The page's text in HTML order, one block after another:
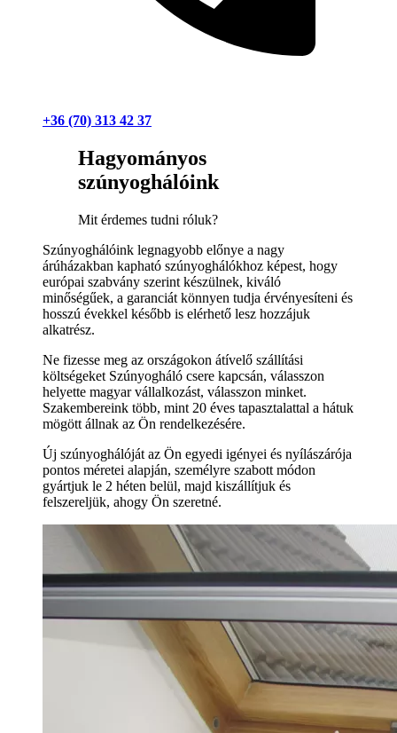
+36 (70) 313 42 37
Hagyományos
szúnyoghálóink
Mit érdemes tudni róluk?
Szúnyoghálóink legnagyobb előnye a nagy
árúházakban kapható szúnyoghálókhoz képest, hogy
európai szabvány szerint készülnek, kiváló
minőségűek, a garanciát könnyen tudja érvényesíteni és
hosszú évekkel később is elérhető lesz hozzájuk
alkatrész.
Ne fizesse meg az országokon átívelő szállítási
költségeket Szúnyogháló csere kapcsán, válasszon
helyette magyar vállalkozást, válasszon minket.
Szakembereink több, mint 20 éves tapasztalattal a hátuk
mögött állnak az Ön rendelkezésére.
Új szúnyoghálóját az Ön egyedi igényei és nyílászárója
pontos méretei alapján, személyre szabott módon
gyártjuk le 2 héten belül, majd kiszállítjuk és
felszereljük, ahogy Ön szeretné.